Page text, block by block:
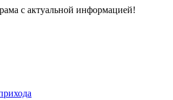
с актуальной информацией!